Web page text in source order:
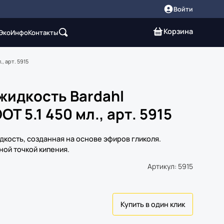
Войти
ИнфоКонтакты Корзина
арт. 5915
Bardahl
5.1 450 мл., арт. 5915
созданная на основе эфиров гликоля.
точкой кипения.
Артикул: 5915